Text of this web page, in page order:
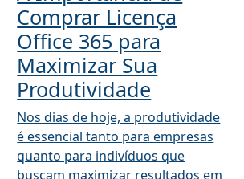
Comprar Licença
Office 365 para
Maximizar Sua
Produtividade
Nos dias de hoje, a produtividade
é essencial tanto para empresas
quanto para indivíduos que
buscam maximizar resultados em